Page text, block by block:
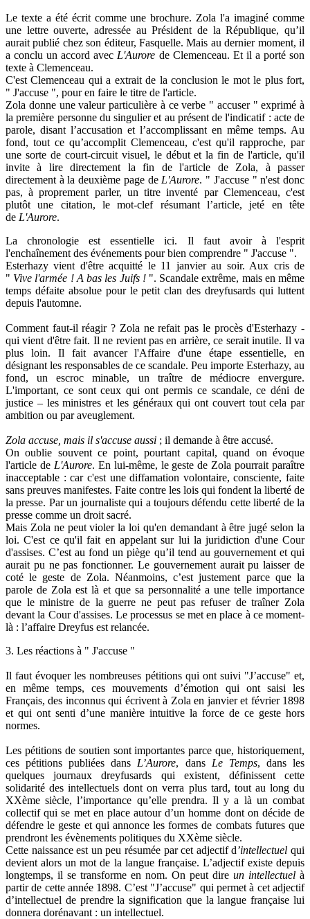
Le texte a été écrit comme une brochure. Zola l'a imaginé comme
une lettre ouverte, adressée au Président de la République, qu’il
aurait publié chez son éditeur, Fasquelle. Mais au dernier moment, il
a conclu un accord avec L'Aurore de Clemenceau. Et il a porté son
texte à Clemenceau.
C'est Clemenceau qui a extrait de la conclusion le mot le plus fort,
" J'accuse ", pour en faire le titre de l'article.
Zola donne une valeur particulière à ce verbe " accuser " exprimé à
la première personne du singulier et au présent de l'indicatif : acte de
parole, disant l’accusation et l’accomplissant en même temps. Au
fond, tout ce qu’accomplit Clemenceau, c'est qu'il rapproche, par
une sorte de court-circuit visuel, le début et la fin de l'article, qu'il
invite à lire directement la fin de l'article de Zola, à passer
directement à la deuxième page de L'Aurore. " J'accuse " n'est donc
pas, à proprement parler, un titre inventé par Clemenceau, c'est
plutôt une citation, le mot-clef résumant l’article, jeté en tête
de L'Aurore.
La chronologie est essentielle ici. Il faut avoir à l'esprit
l'enchaînement des événements pour bien comprendre " J'accuse ".
Esterhazy vient d'être acquitté le 11 janvier au soir. Aux cris de
" Vive l'armée ! A bas les Juifs !". Scandale extrême, mais en même
temps défaite absolue pour le petit clan des dreyfusards qui luttent
depuis l'automne.
Comment faut-il réagir ? Zola ne refait pas le procès d'Esterhazy -
qui vient d'être fait. Il ne revient pas en arrière, ce serait inutile. Il va
plus loin. Il fait avancer l'Affaire d'une étape essentielle, en
désignant les responsables de ce scandale. Peu importe Esterhazy, au
fond, un escroc minable, un traître de médiocre envergure.
L'important, ce sont ceux qui ont permis ce scandale, ce déni de
justice – les ministres et les généraux qui ont couvert tout cela par
ambition ou par aveuglement.
Zola accuse, mais il s'accuse aussi ; il demande à être accusé.
On oublie souvent ce point, pourtant capital, quand on évoque
l'article de L'Aurore. En lui-même, le geste de Zola pourrait paraître
inacceptable : car c'est une diffamation volontaire, consciente, faite
sans preuves manifestes. Faite contre les lois qui fondent la liberté de
la presse. Par un journaliste qui a toujours défendu cette liberté de la
presse comme un droit sacré.
Mais Zola ne peut violer la loi qu'en demandant à être jugé selon la
loi. C'est ce qu'il fait en appelant sur lui la juridiction d'une Cour
d'assises. C’est au fond un piège qu’il tend au gouvernement et qui
aurait pu ne pas fonctionner. Le gouvernement aurait pu laisser de
coté le geste de Zola. Néanmoins, c’est justement parce que la
parole de Zola est là et que sa personnalité a une telle importance
que le ministre de la guerre ne peut pas refuser de traîner Zola
devant la Cour d'assises. Le processus se met en place à ce moment-
là : l’affaire Dreyfus est relancée.
3. Les réactions à " J'accuse "
Il faut évoquer les nombreuses pétitions qui ont suivi "J’accuse" et,
en même temps, ces mouvements d’émotion qui ont saisi les
Français, des inconnus qui écrivent à Zola en janvier et février 1898
et qui ont senti d’une manière intuitive la force de ce geste hors
normes.
Les pétitions de soutien sont importantes parce que, historiquement,
ces pétitions publiées dans L’Aurore, dans Le Temps, dans les
quelques journaux dreyfusards qui existent, définissent cette
solidarité des intellectuels dont on verra plus tard, tout au long du
XXème siècle, l’importance qu’elle prendra. Il y a là un combat
collectif qui se met en place autour d’un homme dont on décide de
défendre le geste et qui annonce les formes de combats futures que
prendront les évènements politiques du XXème siècle.
Cette naissance est un peu résumée par cet adjectif d’intellectuel qui
devient alors un mot de la langue française. L’adjectif existe depuis
longtemps, il se transforme en nom. On peut dire un intellectuel à
partir de cette année 1898. C’est "J’accuse" qui permet à cet adjectif
d’intellectuel de prendre la signification que la langue française lui
donnera dorénavant : un intellectuel.